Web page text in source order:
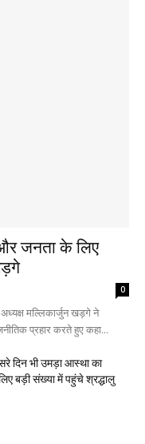
जनता के लिए
0
मल्लिकार्जुन खड़गे ने
प्रहार करते हुए कहा...
दिन भी उमड़ा आस्था का
बड़ी संख्या में पहुंचे श्रद्धालु